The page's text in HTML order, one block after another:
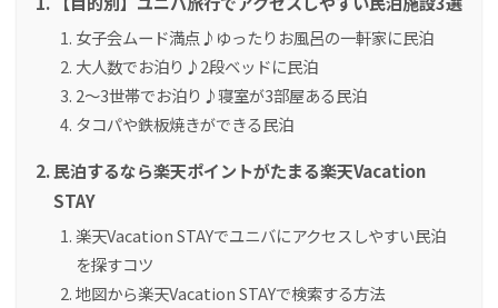
女子会ムード満点♪ゆったりお風呂の一軒家に民泊
大人数でお泊り♪2段ベッドに民泊
2～3世帯でお泊り♪寝室が3部屋ある民泊
タコパや鉄板焼きができる民泊
民泊するなら楽天ポイントがたまる楽天Vacation
STAY
楽天Vacation STAYでユニバにアクセスしやすい民泊
を探すコツ
地図から楽天Vacation STAYで検索する方法